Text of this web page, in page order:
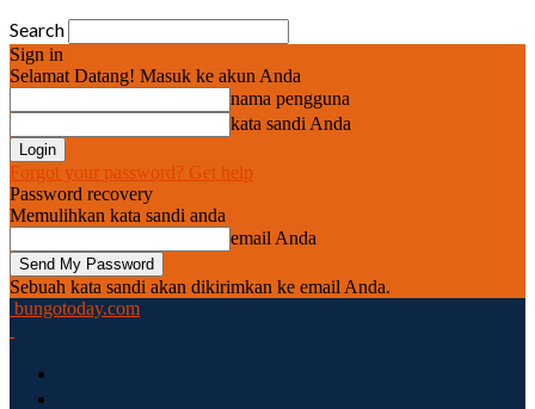
Search
Sign in
Selamat Datang! Masuk ke akun Anda
nama pengguna
kata sandi Anda
Forgot your password? Get help
Password recovery
Memulihkan kata sandi anda
email Anda
Sebuah kata sandi akan dikirimkan ke email Anda.
bungotoday.com